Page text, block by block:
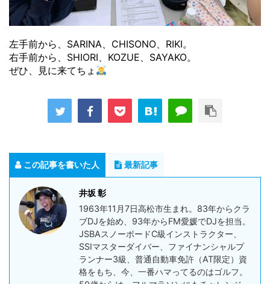
左手前から、SARINA、CHISONO、RIKI。
右手前から、SHIORI、KOZUE、SAYAKO。
ぜひ、見に来てちょ
この記事を書いた人 最新記事
井坂 彰
1963年11月7日高松市生まれ。83年からクラ
ブDJを始め、93年からFM愛媛でDJを担当。
JSBAスノーボードC級インストラクター、
SSIマスターダイバー、ファイナンシャルプ
ランナー3級、普通自動車免許（AT限定）資
格をもち、今、一番ハマってるのはゴルフ。